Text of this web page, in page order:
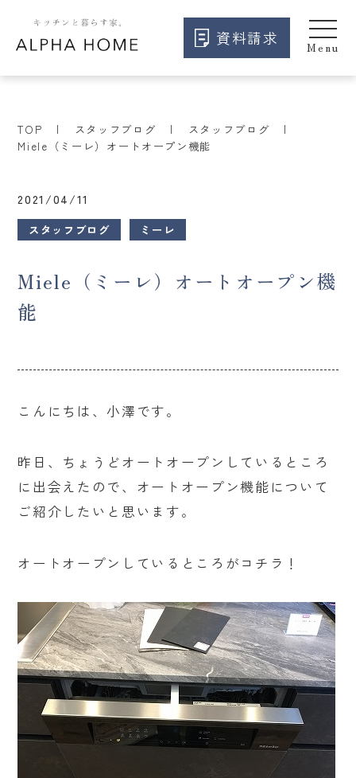
資料請求
TOP スタッフブログ
スタッフブログ
Miele（ミーレ）オートオープン機能
2021/04/11
スタッフブログ ミーレ
Miele（ミーレ）オートオープン機
能
こんにちは、小澤です。
昨日、ちょうどオートオープンしているところ
に出会えたので、オートオープン機能について
ご紹介したいと思います。
オートオープンしているところがコチラ！